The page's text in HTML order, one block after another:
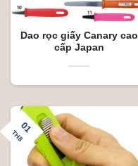
Dao rọc giấy Canary cao
cấp Japan
01
TH8